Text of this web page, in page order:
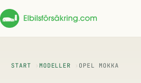
START MODELLER OPEL MOKKA